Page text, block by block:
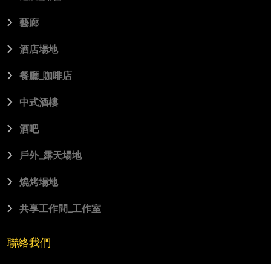
藝廊
酒店場地
餐廳_咖啡店
中式酒樓
酒吧
⼾外_露天場地
燒烤場地
共享⼯作間_⼯作室
聯絡我們